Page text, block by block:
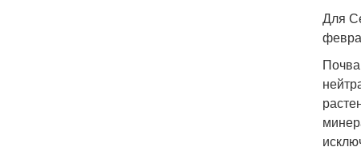
Для